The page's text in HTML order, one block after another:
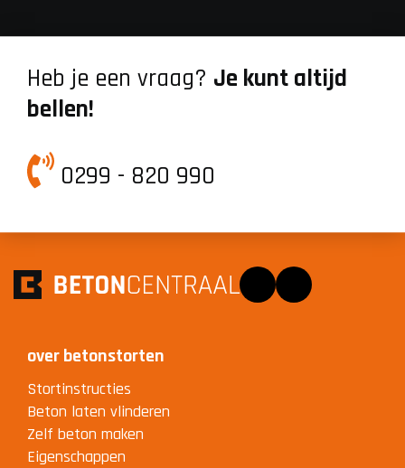
Heb je een vraag? Je kunt altijd
bellen!
0299 - 820 990
FacebookInstagram
over betonstorten
Stortinstructies
Beton laten vlinderen
Zelf beton maken
Eigenschappen